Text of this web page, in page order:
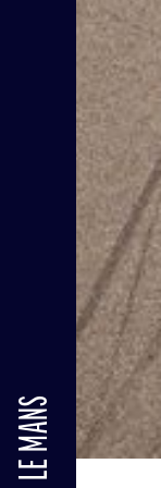
24H LE MANS